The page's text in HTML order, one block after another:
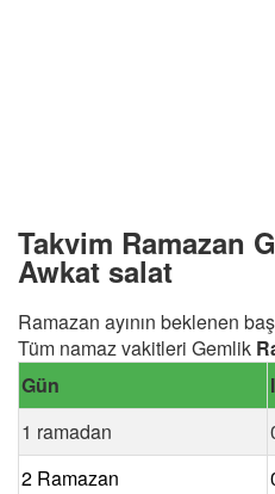
Takvim Ramazan
Awkat salat
Ramazan ayının beklenen
Tüm namaz vakitleri Gemlik
Gün
1 ramadan
2 Ramazan